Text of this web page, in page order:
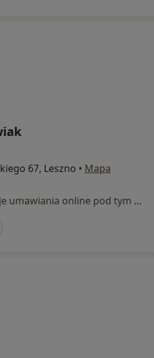
67, Leszno • Mapa
Specjalista nie oferuje umawiania online pod tym adresem.